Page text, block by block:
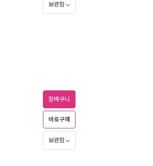
보관함
장바구니
바로구매
보관함